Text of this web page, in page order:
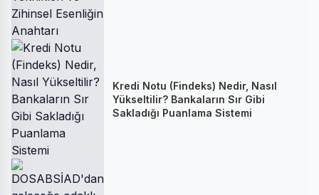
Kredi Notu (Findeks) Nedir, Nasıl
Yükseltilir? Bankaların Sır Gibi
Sakladığı Puanlama Sistemi